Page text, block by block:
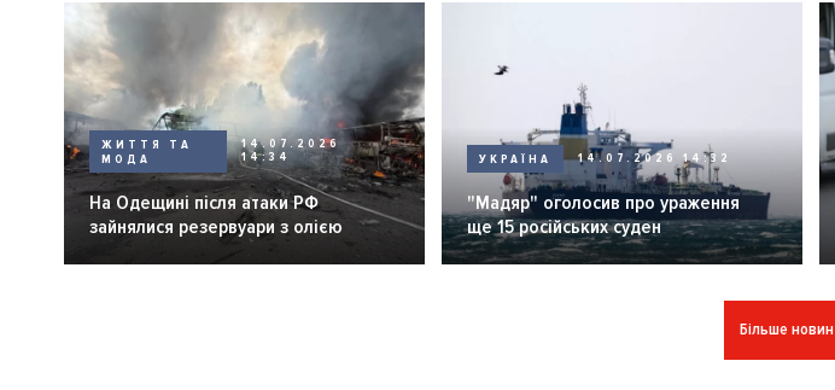
ЖИТТЯ ТА
МОДА
14.07.2026
14:34
На Одещині після атаки РФ
зайнялися резервуари з олією
УКРАЇНА 14.07.2026 14:32
"Мадяр" оголосив про ураження
ще 15 російських суден
Більше новин